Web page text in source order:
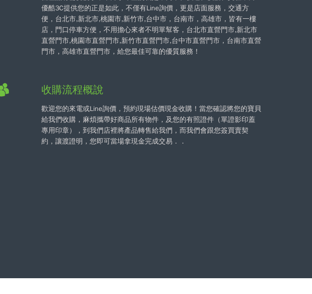
優酷3C提供您的正是如此，不僅有Line詢價，更是店面服務，交通方
便，台北市,新北市,桃園市,新竹市,台中市，台南市，高雄市，皆有一樓
店，門口停車方便，不用擔心來者不明單幫客，台北市直營門市,新北市
直營門市,桃園市直營門市,新竹市直營門市,台中市直營門市，台南市直營
門市，高雄市直營門市，給您最佳可靠的優質服務！
收購流程概說
歡迎您的來電或Line詢價，預約現場估價現金收購！當您確認將您的寶貝
給我們收購，麻煩攜帶好商品所有物件，及您的有照證件（單證影印蓋
專用印章），到我們店裡將產品轉售給我們，而我們會跟您簽買賣契
約，讓渡證明，您即可當場拿現金完成交易．．